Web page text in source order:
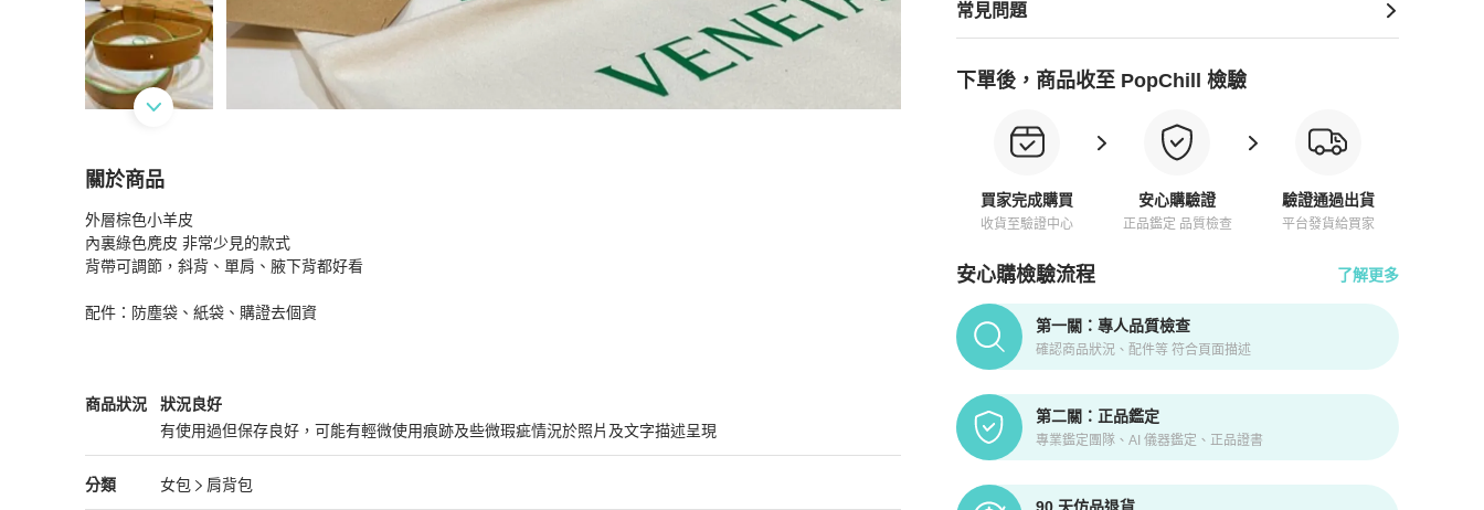
常見問題
下單後，商品收至 PopChill 檢驗
買家完成購買
收貨至驗證中心
安心購驗證
正品鑑定 品質檢查
驗證通過出貨
平台發貨給買家
安心購檢驗流程 了解更多
PopChill拍拍圈正品驗證、安心購檢驗流程介紹
第一關：專人品質檢查
確認商品狀況、配件等 符合頁面描述
第二關：正品鑑定
專業鑑定團隊、AI 儀器鑑定、正品證書
關於商品
關於BV Cassette十五格編織款肩背包
外層棕色小羊皮
內裏綠色麂皮 非常少見的款式
背帶可調節，斜背、單肩、腋下背都好看
配件：防塵袋、紙袋、購證去個資
商品狀況
Bottega Veneta女包
狀況良好
有使用過但保存良好，可能有輕微使用痕跡及些微瑕疵情況於照片及文字描述呈現
狀況良好
分類
Bottega Veneta 女包分類資訊
女包
肩背包
女包/肩背包推薦